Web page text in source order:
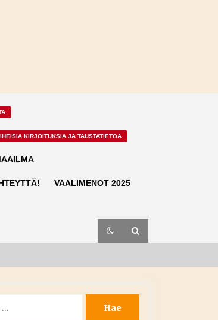
KIRJOITUKSIA JA TAUSTATIETOA
VAALIMENOT 2025